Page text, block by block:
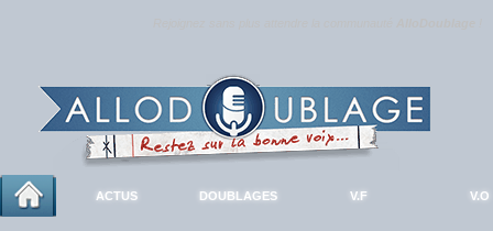
ACTUS DOUBLAGES V.F V.O